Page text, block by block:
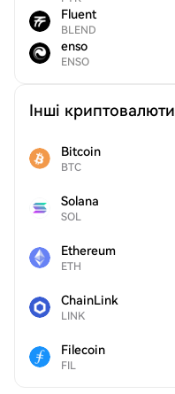
Fluent
BLEND
enso
ENSO
Інші криптовалюти
Bitcoin
BTC
Solana
SOL
Ethereum
ETH
ChainLink
LINK
Filecoin
FIL